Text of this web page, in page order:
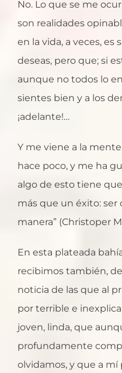
No. Lo que se me
son realidades
en la vida, a veces, es
deseas, pero que; si
aunque no todos lo
sientes bien y a los
¡adelante!…
Y me viene a la
hace poco, y me ha
algo de esto tiene
más que un éxito: ser
manera” (Christoper
En esta plateada
recibimos también,
noticia de las que al
por terrible e
joven, linda, que
profundamente
olvidamos, y que a